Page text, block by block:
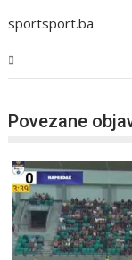
sportsport.ba
Povezane